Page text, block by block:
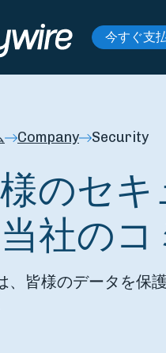
今すぐ支
Company Security
のセ
社のコ
、皆様のデータを保